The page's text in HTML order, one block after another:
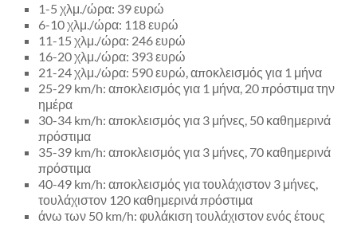
1-5 χλμ./ώρα: 39 ευρώ
6-10 χλμ./ώρα: 118 ευρώ
11-15 χλμ./ώρα: 246 ευρώ
16-20 χλμ./ώρα: 393 ευρώ
21-24 χλμ./ώρα: 590 ευρώ, αποκλεισμός για 1 μήνα
25-29 km/h: αποκλεισμός για 1 μήνα, 20 πρόστιμα την
ημέρα
30-34 km/h: αποκλεισμός για 3 μήνες, 50 καθημερινά
πρόστιμα
35-39 km/h: αποκλεισμός για 3 μήνες, 70 καθημερινά
πρόστιμα
40-49 km/h: αποκλεισμός για τουλάχιστον 3 μήνες,
τουλάχιστον 120 καθημερινά πρόστιμα
άνω των 50 km/h: φυλάκιση τουλάχιστον ενός έτους